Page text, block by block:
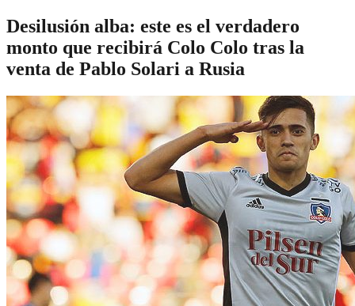
Desilusión alba: este es el verdadero
monto que recibirá Colo Colo tras la
venta de Pablo Solari a Rusia